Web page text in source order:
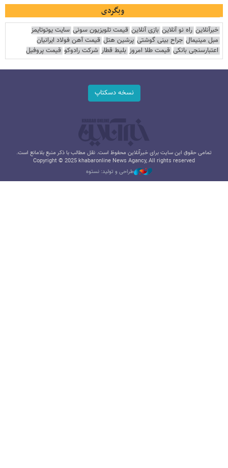
وبگردی
خبرآنلاین راه نو آنلاین بازی آنلاین قیمت تلویزیون سونی سایت یوتوتایمز
مبل مینیمال جراح بینی گوشتی پرشین هتل قیمت آهن فولاد ایرانیان
اعتبارسنجی بانکی قیمت طلا امروز بلیط قطار شرکت رادوکو قیمت پروفیل
نسخه دسکتاپ
تمامی حقوق این سایت برای خبرآنلاین محفوظ است. نقل مطالب با ذکر منبع بلامانع است.
Copyright © 2025 khabaronline News Agancy, All rights reserved
طراحی و تولید: نستوه